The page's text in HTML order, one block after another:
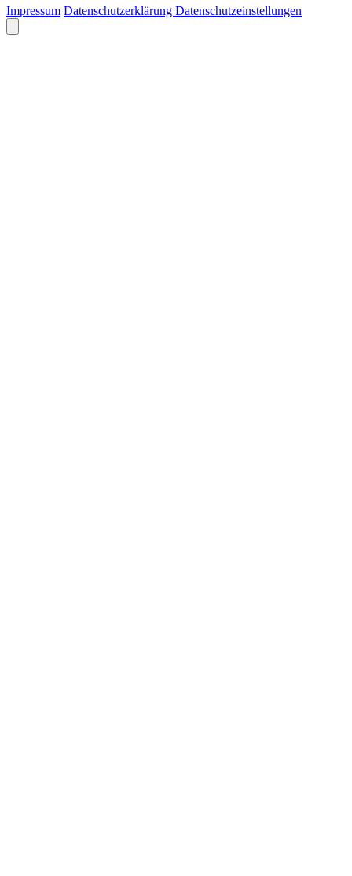
Impressum Datenschutzerklärung Datenschutzeinstellungen